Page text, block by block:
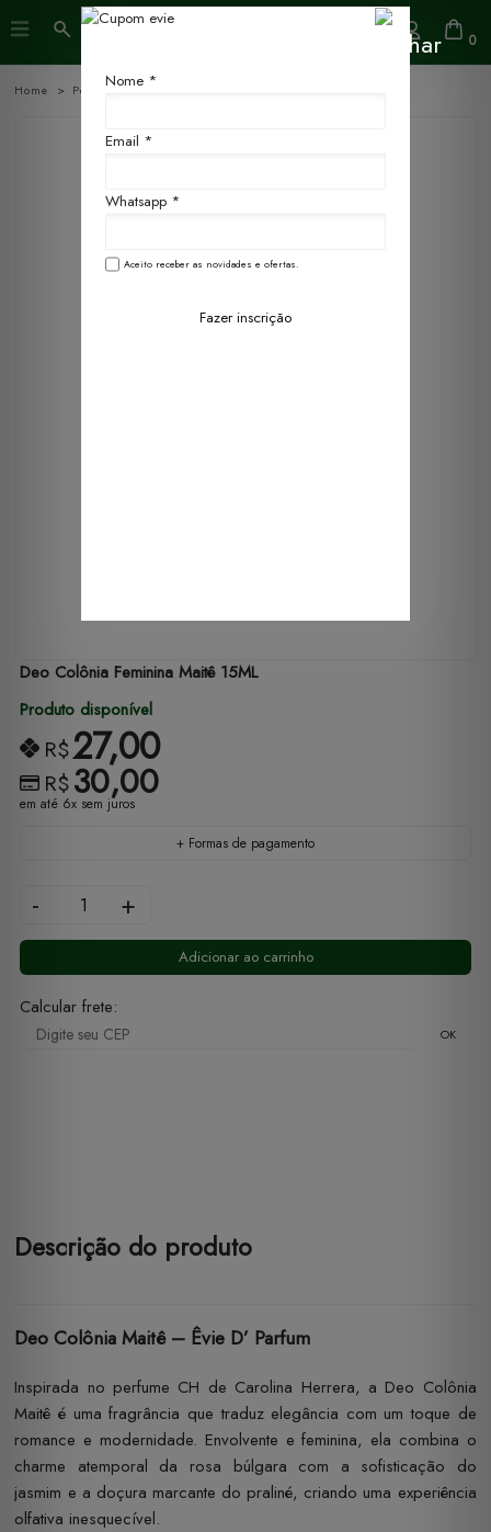
0
Home Perfumes
Deo Colônia Feminina Maitê 15ML
Produto disponível
R$27,00
R$30,00
em até 6x sem juros
+ Formas de pagamento
- +
Adicionar ao carrinho
Calcular frete:
OK
Descrição do produto
Deo Colônia Maitê – Êvie D’ Parfum
Inspirada no perfume CH de Carolina Herrera, a Deo Colônia
Maitê é uma fragrância que traduz elegância com um toque de
romance e modernidade. Envolvente e feminina, ela combina o
charme atemporal da rosa búlgara com a sofisticação do
jasmim e a doçura marcante do praliné, criando uma experiência
olfativa inesquecível.
Nome *
Email *
Whatsapp *
Aceito receber as novidades e ofertas.
Fazer inscrição